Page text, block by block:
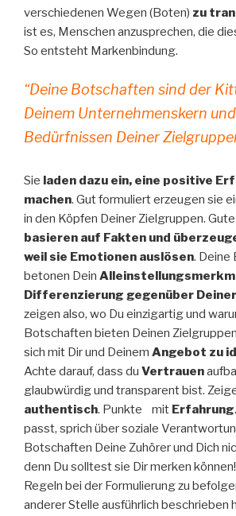
verschiedenen Wegen (Boten) zu
ist es, Menschen anzusprechen, die
So entsteht Markenbindung.
“Deine Botschaften sind der
Deinem Unternehmenskern
Bedürfnissen Deiner
Sie laden dazu ein, eine positive
machen. Gut formuliert erzeugen sie
in den Köpfen Deiner Zielgruppen.
basieren auf Fakten und
weil sie Emotionen auslösen. Deine
betonen Dein
Differenzierung gegenüber
zeigen also, wo Du einzigartig und
Botschaften bieten Deinen
sich mit Dir und Deinem Angebot zu
Achte darauf, dass du Vertrauen
glaubwürdig und transparent bist.
authentisch. Punkte mit Erfahrung
passt, sprich über soziale
Botschaften Deine Zuhörer und Dich
denn Du solltest sie Dir merken
Regeln bei der Formulierung zu
anderer Stelle ausführlich beschrieben